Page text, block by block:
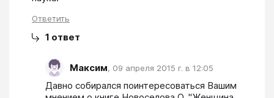
Ответить
1 ответ
Максим, 09 апреля 2015 г. в 12:05
Давно собирался поинтересоваться Вашим